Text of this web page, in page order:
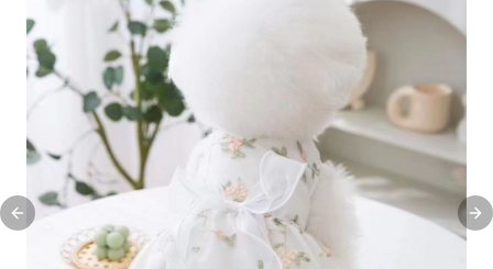
Previous slide